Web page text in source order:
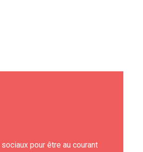
pour être au courant